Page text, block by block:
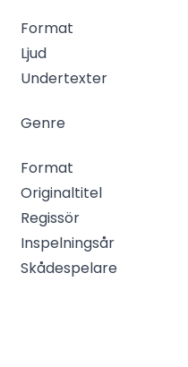
Format
Ljud
Undertexter
Genre
Format
Originaltitel
Regissör
Inspelningsår
Skådespelare